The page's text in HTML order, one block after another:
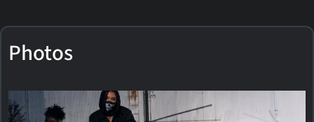
Photos